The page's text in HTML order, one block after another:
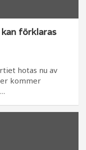
förklaras
hotas nu av
kommer